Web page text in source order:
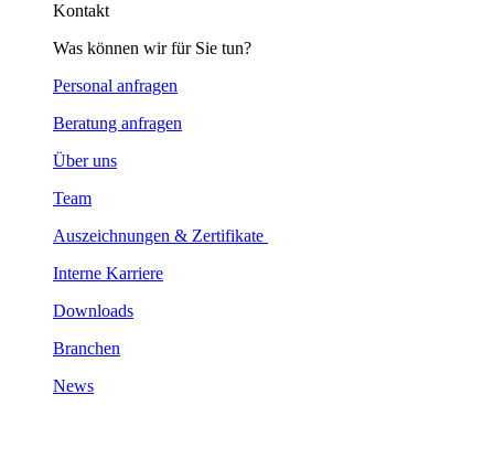
Kontakt
Was können wir für Sie tun?
Personal anfragen
Beratung anfragen
Über uns
Team
Auszeichnungen & Zertifikate
Interne Karriere
Downloads
Branchen
News